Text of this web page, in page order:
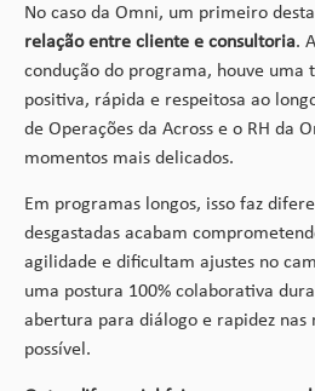
No caso da Omni, um primeiro
relação entre cliente e consultoria.
condução do programa, houve uma
positiva, rápida e respeitosa ao
de Operações da Across e o RH da
momentos mais delicados.
Em programas longos, isso faz
desgastadas acabam
agilidade e dificultam ajustes no
uma postura 100% colaborativa
abertura para diálogo e rapidez nas
possível.